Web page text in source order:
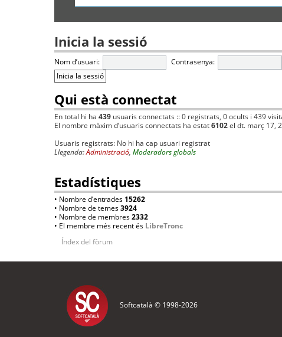
Inicia la sessió
Nom d’usuari: Contrasenya:
Qui està connectat
En total hi ha 439 usuaris connectats :: 0 registrats, 0 ocults i 439
El nombre màxim d’usuaris connectats ha estat6102el dt. març 17,
Usuaris registrats: No hi ha cap usuari registrat
Llegenda:Administració, Moderadors globals
Estadístiques
• Nombre d’entrades 15262
• Nombre de temes3924
• Nombre de membres2332
• El membre més recent és LibreTronc
Índex del fòrum
Softcatalà © 1998-2026